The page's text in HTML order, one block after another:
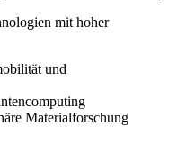
mit hoher
und
Materialforschung